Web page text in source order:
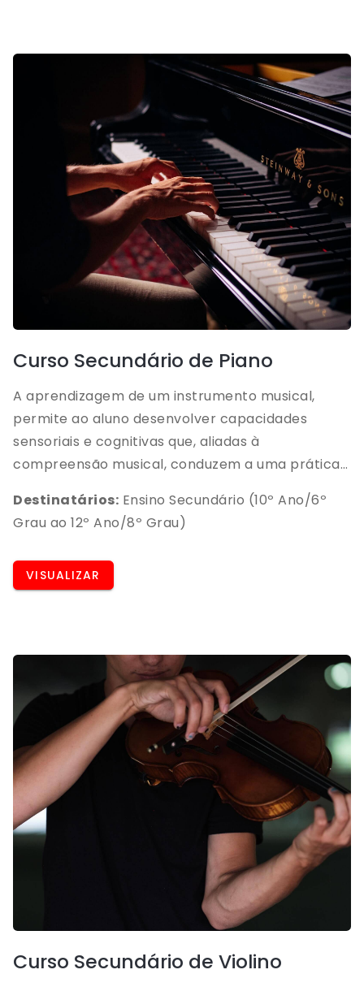
Curso Secundário de Piano
A aprendizagem de um instrumento musical,
permite ao aluno desenvolver capacidades
sensoriais e cognitivas que, aliadas à
compreensão musical, conduzem a uma prática
épocas da História da Música.O estudo de um
instrumento é um caminho para a felicidade, que
pessoal.
Destinatários: Ensino Secundário (10º Ano/6º
Grau ao 12º Ano/8º Grau)
VISUALIZAR
Curso Secundário de Violino